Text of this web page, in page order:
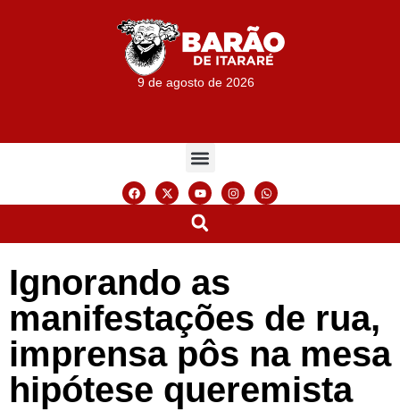
9 de agosto de 2026
Ignorando as
manifestações de rua,
imprensa pôs na mesa
hipótese queremista